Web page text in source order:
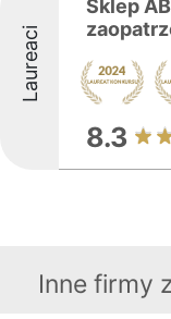
Laureaci
Sklep
8.3
Inne firmy